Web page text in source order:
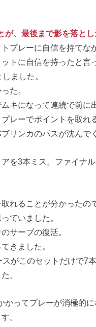
、最後まで影を落とし
プレーに自信を持てな
トに自信を持ったと言
ました。
た。
キになって連続で前に
レーでポイントを取
リンカのパスが沈んで
を3本ミス。ファイナ
れることが分かった
ていました。
サーブの復活。
きました。
がこのセットだけで7本
。
ってプレーが消極的に
。